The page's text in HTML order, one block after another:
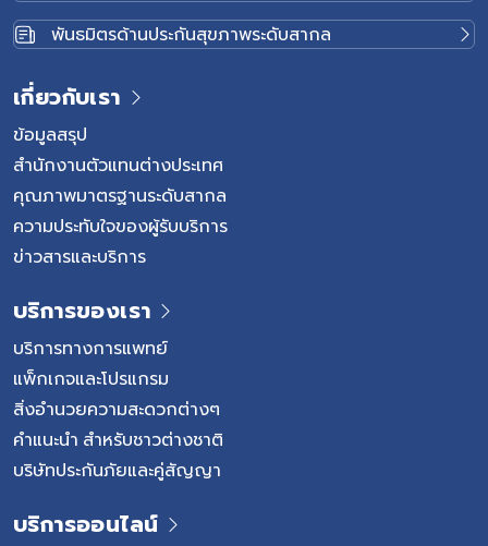
พันธมิตรด้านประกันสุขภาพระดับสากล
เกี่ยวกับเรา
ข้อมูลสรุป
สำนักงานตัวแทนต่างประเทศ
คุณภาพมาตรฐานระดับสากล
ความประทับใจของผู้รับบริการ
ข่าวสารและบริการ
บริการของเรา
บริการทางการแพทย์
แพ็กเกจและโปรแกรม
สิ่งอำนวยความสะดวกต่างๆ
คำแนะนำ สำหรับชาวต่างชาติ
บริษัทประกันภัยและคู่สัญญา
บริการออนไลน์